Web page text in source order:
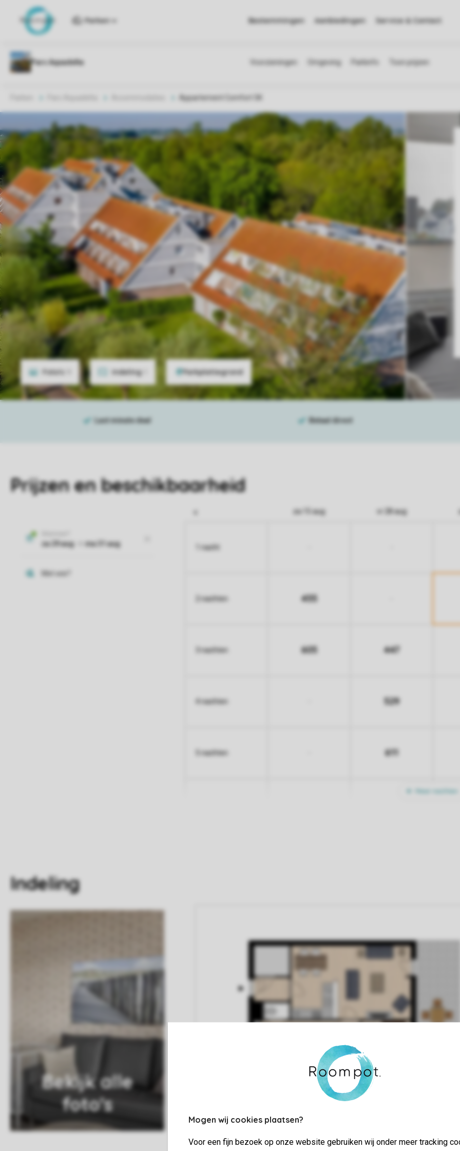
Mogen wij cookies plaatsen?
Voor een fijn bezoek op onze website gebruiken wij onder meer tracking
Parken Bestemmingen Aanbiedingen Service & Contact
Appartement Comfort 5K
Foto's Indeling
Prijzen en beschikbaarheid
za 15 aug vr 28 aug
1 nacht
2 nachten 455
3 nachten 605 447
4 nachten 529
5 nachten 611
Indeling
Bekijk alle
foto's